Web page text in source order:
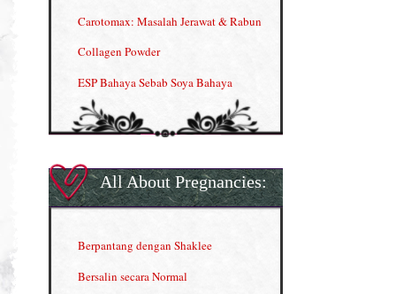
Carotomax: Masalah Jerawat & Rabun
Collagen Powder
ESP Bahaya Sebab Soya Bahaya
ESP Produk Shaklee Paling HOT
Gla Complex (II)
Herbal Blend the Magic Cream
All About Pregnancies:
Berpantang dengan Shaklee
Bersalin secara Normal